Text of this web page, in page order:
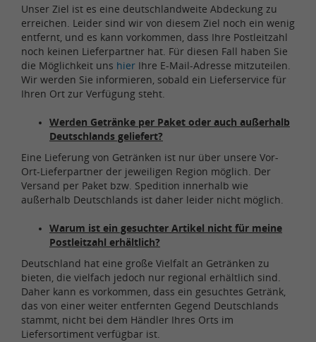
Unser Ziel ist es eine deutschlandweite Abdeckung zu
erreichen. Leider sind wir von diesem Ziel noch ein wenig
entfernt, und es kann vorkommen, dass Ihre Postleitzahl
noch keinen Lieferpartner hat. Für diesen Fall haben Sie
die Möglichkeit uns hier Ihre E-Mail-Adresse mitzuteilen.
Wir werden Sie informieren, sobald ein Lieferservice für
Ihren Ort zur Verfügung steht.
Werden Getränke per Paket oder auch außerhalb
Deutschlands geliefert?
Eine Lieferung von Getränken ist nur über unsere Vor-
Ort-Lieferpartner der jeweiligen Region möglich. Der
Versand per Paket bzw. Spedition innerhalb wie
außerhalb Deutschlands ist daher leider nicht möglich.
Warum ist ein gesuchter Artikel nicht für meine
Postleitzahl erhältlich?
Deutschland hat eine große Vielfalt an Getränken zu
bieten, die vielfach jedoch nur regional erhältlich sind.
Daher kann es vorkommen, dass ein gesuchtes Getränk,
das von einer weiter entfernten Gegend Deutschlands
stammt, nicht bei dem Händler Ihres Orts im
Liefersortiment verfügbar ist.